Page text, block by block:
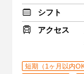
シフト
アクセス
短期（1ヶ月以内OK